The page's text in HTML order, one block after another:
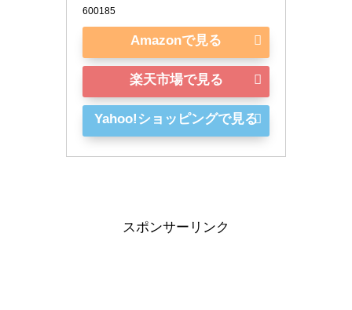
600185
Amazonで見る
楽天市場で見る
Yahoo!ショッピングで見る
スポンサーリンク